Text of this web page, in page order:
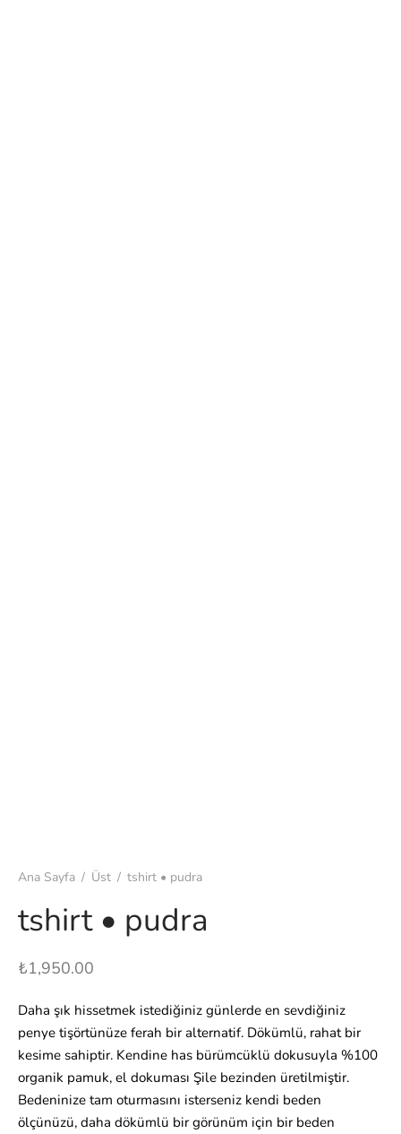
Ana Sayfa / Üst / tshirt • pudra
tshirt • pudra
₺1,950.00
Daha şık hissetmek istediğiniz günlerde en sevdiğiniz
penye tişörtünüze ferah bir alternatif. Dökümlü, rahat bir
kesime sahiptir. Kendine has bürümcüklü dokusuyla %100
organik pamuk, el dokuması Şile bezinden üretilmiştir.
Bedeninize tam oturmasını isterseniz kendi beden
ölçünüzü, daha dökümlü bir görünüm için bir beden